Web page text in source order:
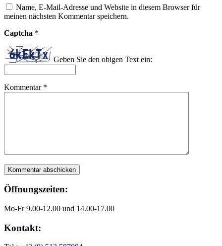
Name, E-Mail-Adresse und Website in diesem Browser für
meinen nächsten Kommentar speichern.
Captcha *
Geben Sie den obigen Text ein:
Kommentar *
Öffnungszeiten:
Mo-Fr 9.00-12.00 und 14.00-17.00
Kontakt: